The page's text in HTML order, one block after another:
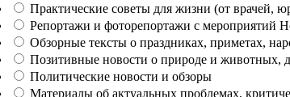
Практические советы для жизни (от врачей,
Репортажи и фоторепортажи с мероприятий
Обзорные тексты о праздниках, приметах,
Позитивные новости о природе и животных,
Политические новости и обзоры
Материалы об актуальных проблемах,